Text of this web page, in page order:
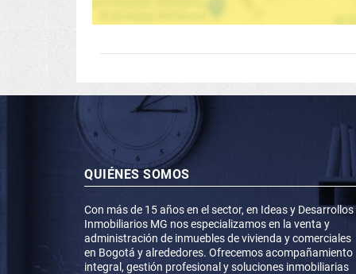
QUIÉNES SOMOS
Con más de 15 años en el sector, en Ideas y Desarrollos
Inmobiliarios MG nos especializamos en la venta y
administración de inmuebles de vivienda y comerciales
en Bogotá y alrededores. Ofrecemos acompañamiento
integral, gestión profesional y soluciones inmobiliarias